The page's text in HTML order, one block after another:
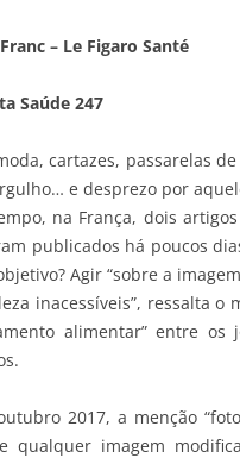
– Le Figaro Santé
Saúde 247
cartazes, passarelas
e desprezo por
na França, dois
publicados há poucos
Agir “sobre a
inacessíveis”, ressalta
alimentar” entre
2017, a menção
qualquer imagem